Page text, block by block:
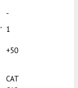
-
1
+50
CAT